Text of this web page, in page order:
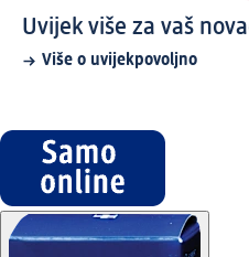
Uvijek više za vaš
Više o uvijekpovoljno